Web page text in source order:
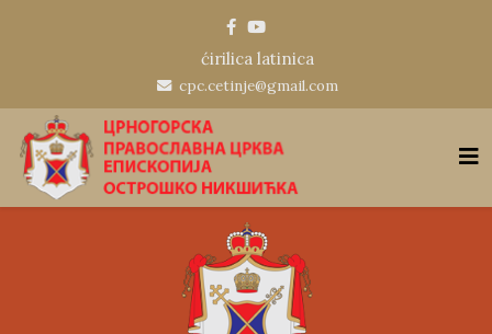
ćirilica latinica
cpc.cetinje@gmail.com